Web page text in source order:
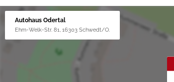
Autohaus Odertal
Ehm-Welk-Str. 81, 16303 Schwedt/O.